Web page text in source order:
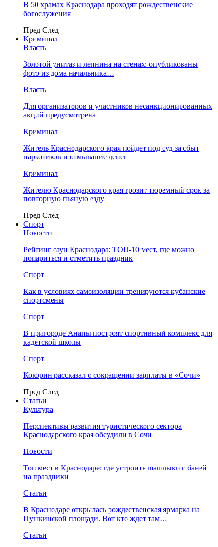
В 50 храмах Краснодара проходят рождественские
богослужения
Пред След
Криминал
Власть
​Золотой унитаз и лепнина на стенах: опубликованы
фото из дома начальника…
Власть
Для организаторов и участников несанкционированных
акций предусмотрена…
Криминал
Житель Краснодарского края пойдет под суд за сбыт
наркотиков и отмывание денег
Криминал
Жителю Краснодарского края грозит тюремный срок за
повторную пьяную езду
Пред След
Спорт
Новости
Рейтинг саун Краснодара: ТОП-10 мест, где можно
попариться и отметить праздник
Спорт
Как в условиях самоизоляции тренируются кубанские
спортсмены
Спорт
В пригороде Анапы построят спортивный комплекс для
кадетской школы
Спорт
Кокорин рассказал о сокращении зарплаты в «Сочи»
Пред След
Статьи
Культура
Перспективы развития туристического сектора
Краснодарского края обсудили в Сочи
Новости
Топ мест в Краснодаре: где устроить шашлыки с баней
на праздники
Статьи
В Краснодаре открылась рождественская ярмарка на
Пушкинской площади. Вот кто ждет там…
Статьи